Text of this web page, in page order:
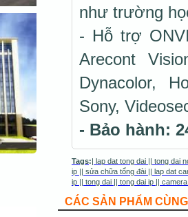
như trường
- Hỗ trợ
Arecont
Dynacolor,
Sony,
- Bảo hành:
Tags:| lap dat tong dai || tong dai
ip || sửa chữa tổng đài || lap dat
ip || tong dai || tong dai ip ||
CÁC SẢN PHẨM